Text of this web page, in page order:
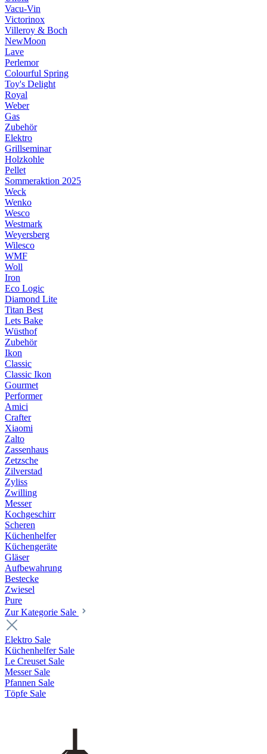
Vacu-Vin
Victorinox
Villeroy & Boch
NewMoon
Lave
Perlemor
Colourful Spring
Toy's Delight
Royal
Weber
Gas
Zubehör
Elektro
Grillseminar
Holzkohle
Pellet
Sommeraktion 2025
Weck
Wenko
Wesco
Westmark
Weyersberg
Wilesco
WMF
Woll
Iron
Eco Logic
Diamond Lite
Titan Best
Lets Bake
Wüsthof
Zubehör
Ikon
Classic
Classic Ikon
Gourmet
Performer
Amici
Crafter
Xiaomi
Zalto
Zassenhaus
Zetzsche
Zilverstad
Zyliss
Zwilling
Messer
Kochgeschirr
Scheren
Küchenhelfer
Küchengeräte
Gläser
Aufbewahrung
Bestecke
Zwiesel
Pure
Zur Kategorie Sale
Elektro Sale
Küchenhelfer Sale
Le Creuset Sale
Messer Sale
Pfannen Sale
Töpfe Sale